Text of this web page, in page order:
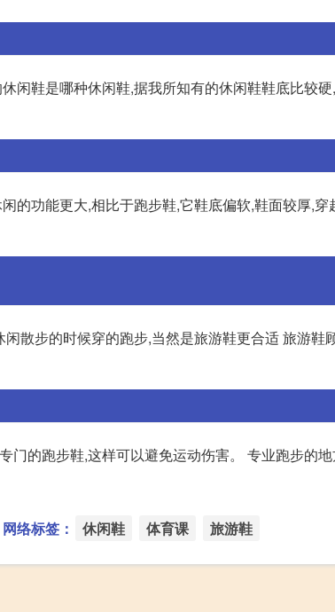
闲鞋是哪种休闲鞋,据我所知有的休闲鞋鞋底比较
的功能更大,相比于跑步鞋,它鞋底偏软,鞋面较厚,
散步的时候穿的跑步,当然是旅游鞋更合适 旅游鞋
门的跑步鞋,这样可以避免运动伤害。 专业跑步的
网络标签： 休闲鞋 体育课 旅游鞋